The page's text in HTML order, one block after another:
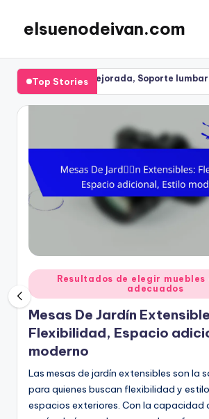
content
elsuenodeivan.com
Top Stories
mejorada, Soporte lumbar, Diseño
Posted
in
Resultados de elegir
adecuados
Mesas De Jardín
Flexibilidad, Espacio
moderno
Las mesas de jardín extensibles son la
para quienes buscan flexibilidad y estilo
espacios exteriores. Con la capacidad